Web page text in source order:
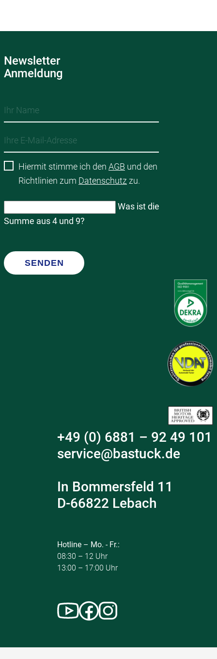
Newsletter
Anmeldung
Hiermit stimme ich den AGB und den
Richtlinien zum Datenschutz zu.
Was ist die
Summe aus 4 und 9?
SENDEN
+49 (0) 6881 – 92 49 101
service@bastuck.de
In Bommersfeld 11
D-66822 Lebach
Hotline – Mo. - Fr.:
08:30 – 12 Uhr
13:00 – 17:00 Uhr